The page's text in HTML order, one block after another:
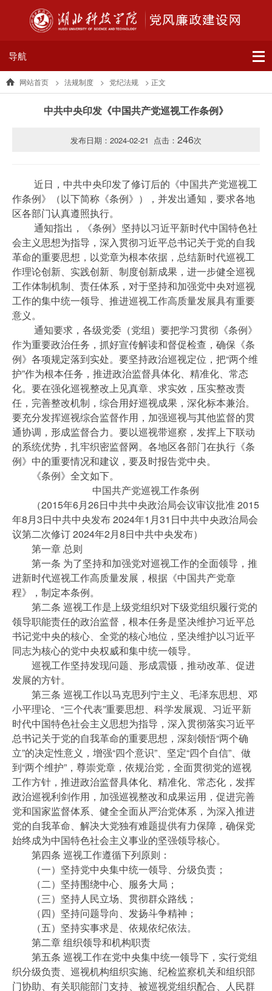
导航
网站首页 > 法规制度 > 党纪法规 > 正文
中共中央印发《中国共产党巡视工作条例》
发布日期：2024-02-21 点击： 246次
近日，中共中央印发了修订后的《中国共产党巡视工
作条例》（以下简称《条例》），并发出通知，要求各地
区各部门认真遵照执行。
通知指出，《条例》坚持以习近平新时代中国特色社
会主义思想为指导，深入贯彻习近平总书记关于党的自我
革命的重要思想，以党章为根本依据，总结新时代巡视工
作理论创新、实践创新、制度创新成果，进一步健全巡视
工作体制机制、责任体系，对于坚持和加强党中央对巡视
工作的集中统一领导、推进巡视工作高质量发展具有重要
意义。
通知要求，各级党委（党组）要把学习贯彻《条例》
作为重要政治任务，抓好宣传解读和督促检查，确保《条
例》各项规定落到实处。要坚持政治巡视定位，把“两个维
护”作为根本任务，推进政治监督具体化、精准化、常态
化。要在强化巡视整改上见真章、求实效，压实整改责
任，完善整改机制，综合用好巡视成果，深化标本兼治。
要充分发挥巡视综合监督作用，加强巡视与其他监督的贯
通协调，形成监督合力。要以巡视带巡察，发挥上下联动
的系统优势，扎牢织密监督网。各地区各部门在执行《条
例》中的重要情况和建议，要及时报告党中央。
《条例》全文如下。
中国共产党巡视工作条例
（2015年6月26日中共中央政治局会议审议批准 2015
年8月3日中共中央发布 2024年1月31日中共中央政治局会
议第二次修订 2024年2月8日中共中央发布）
第一章 总则
第一条 为了坚持和加强党对巡视工作的全面领导，推
进新时代巡视工作高质量发展，根据《中国共产党章
程》，制定本条例。
第二条 巡视工作是上级党组织对下级党组织履行党的
领导职能责任的政治监督，根本任务是坚决维护习近平总
书记党中央的核心、全党的核心地位，坚决维护以习近平
同志为核心的党中央权威和集中统一领导。
巡视工作坚持发现问题、形成震慑，推动改革、促进
发展的方针。
第三条 巡视工作以马克思列宁主义、毛泽东思想、邓
小平理论、“三个代表”重要思想、科学发展观、习近平新
时代中国特色社会主义思想为指导，深入贯彻落实习近平
总书记关于党的自我革命的重要思想，深刻领悟“两个确
立”的决定性意义，增强“四个意识”、坚定“四个自信”、做
到“两个维护”，尊崇党章，依规治党，全面贯彻党的巡视
工作方针，推进政治监督具体化、精准化、常态化，发挥
政治巡视利剑作用，加强巡视整改和成果运用，促进完善
党和国家监督体系、健全全面从严治党体系，为深入推进
党的自我革命、解决大党独有难题提供有力保障，确保党
始终成为中国特色社会主义事业的坚强领导核心。
第四条 巡视工作遵循下列原则：
（一）坚持党中央集中统一领导、分级负责；
（二）坚持围绕中心、服务大局；
（三）坚持人民立场、贯彻群众路线；
（四）坚持问题导向、发扬斗争精神；
（五）坚持实事求是、依规依纪依法。
第二章 组织领导和机构职责
第五条 巡视工作在党中央集中统一领导下，实行党组
织分级负责、巡视机构组织实施、纪检监察机关和组织部
门协助、有关职能部门支持、被巡视党组织配合、人民群